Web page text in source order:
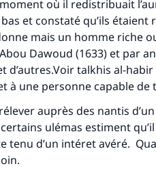
où il redistribuait
et constaté qu’ils étaient
mais un homme riche
Dawoud (1633) et par
d’autres.Voirtalkhis al-habir
à une personne capable de
auprès des nantis
ulémas estiment qu’il
d’un intéret avéré.